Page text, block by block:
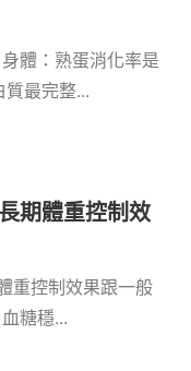
體：熟蛋消化率是
最完整...
期體重控制效
重控制效果跟一般
糖穩...